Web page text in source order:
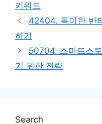
키워드
42404. 특이한 반
하기
50704. 스마트스
기 위한 전략
Search